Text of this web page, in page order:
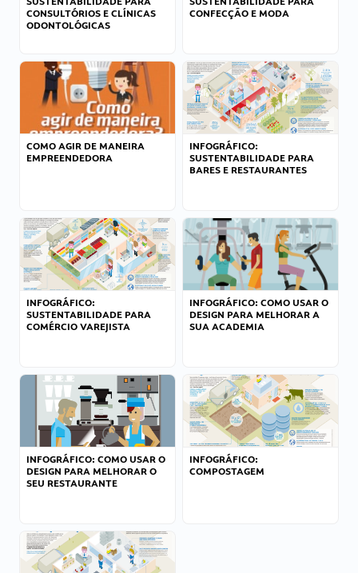
CONSULTÓRIOS E CLÍNICAS
ODONTOLÓGICAS
CONFECÇÃO E MODA
COMO AGIR DE MANEIRA
EMPREENDEDORA
INFOGRÁFICO:
SUSTENTABILIDADE PARA
BARES E RESTAURANTES
INFOGRÁFICO:
SUSTENTABILIDADE PARA
COMÉRCIO VAREJISTA
INFOGRÁFICO: COMO USAR O
DESIGN PARA MELHORAR A
SUA ACADEMIA
INFOGRÁFICO: COMO USAR O
DESIGN PARA MELHORAR O
SEU RESTAURANTE
INFOGRÁFICO:
COMPOSTAGEM